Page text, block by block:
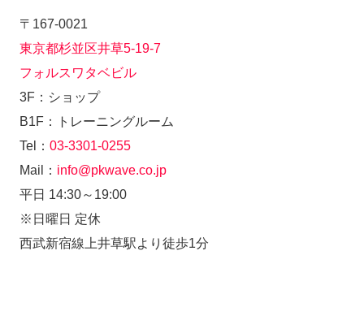
〒167-0021
東京都杉並区井草5-19-7
フォルスワタベビル
3F：ショップ
B1F：トレーニングルーム
Tel： 03-3301-0255
Mail： info@pkwave.co.jp
平日 14:30～19:00
※日曜日 定休
西武新宿線上井草駅より徒歩1分